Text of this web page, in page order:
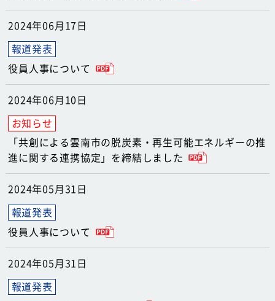
2024年06月17日
役員人事について
2024年06月10日
「共創による雲南市の脱炭素・再生可能エネルギーの推
進に関する連携協定」を締結しました
2024年05月31日
役員人事について
2024年05月31日